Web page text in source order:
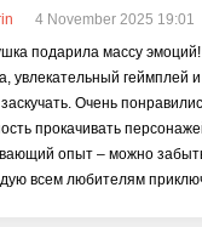
4 November 2025 19:01
подарила массу
увлекательный геймплей
Очень
прокачивать
опыт – можно
всем любителям